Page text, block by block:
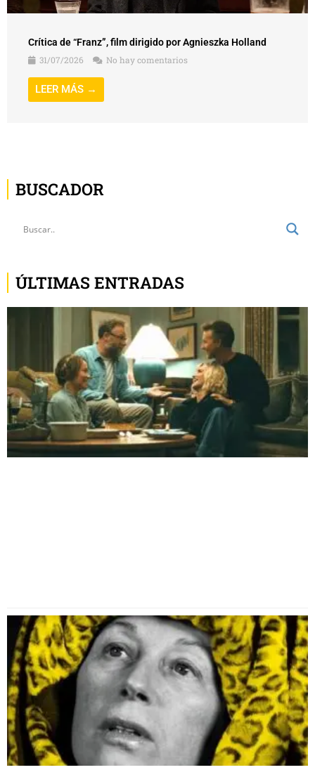
Crítica de “Franz”, film dirigido por Agnieszka Holland
31/07/2026
No hay comentarios
LEER MÁS →
BUSCADOR
ÚLTIMAS ENTRADAS